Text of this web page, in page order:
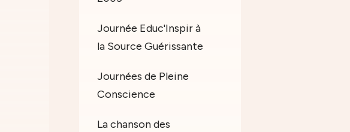
Journée Educ'Inspir à
la Source Guérissante
Journées de Pleine
Conscience
La chanson des